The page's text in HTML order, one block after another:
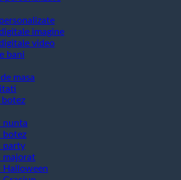
imagine
video
bani
masa
nunta
botez
party
majorat
Halloween